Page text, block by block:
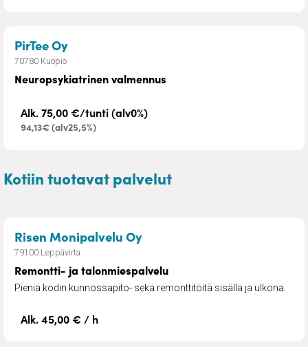
PirTee Oy– Neuropsykiatrinen valmennus
70780 Kuopio
Neuropsykiatrinen valmennus
Alk. 75,00 €/tunti (alv0%)
94,13€ (alv25,5%)
Kotiin tuotavat palvelut
Risen Monipalvelu Oy– Remontti- ja
79100 Leppävirta
Remontti- ja talonmiespalvelu
Pieniä kodin kunnossapito- sekä remonttitöitä sisällä ja ulkona.
Alk. 45,00 € / h